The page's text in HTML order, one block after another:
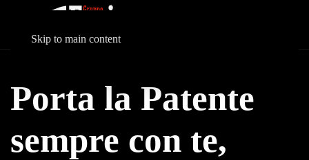
Skip to main content
Porta la Patente
sempre con te,